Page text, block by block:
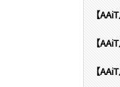
【
【
【